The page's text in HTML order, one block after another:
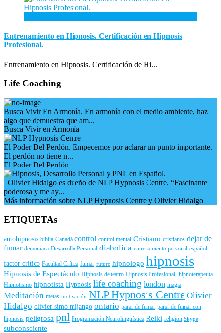
Entrenamiento en Hipnosis. Certificación en Hipnosis
Profesional.
Entrenamiento en Hipnosis. Certificación de Hi...
Life Coaching
Busca Vivir En Armonía. En armonía con el medio ambiente, haz
algo que demuestra que am...
Busca Vivir en Armonía
El Poder Del Perdón. Empecemos por aclarar un punto importante.
El perdón no tiene n...
El Poder Del Perdón
Olivier Hidalgo es dueño de NLP Hypnosis Centre. “Fascinante
poderosa y me ay...
Más información sobre NLP Hypnosis Centre y Olivier Hidalgo
ETIQUETAs
autohipnosis biblia Canadá control control mental Cristiano cristianos dejar de
fumar demoniaca Desarrollo Personal diabolica entrenamiento personal español
factor critico Facultad Crítica fumar futuro hipnologo hipnosis
Hipnosis de Espectáculo Hipnosis de teatro Hipnosis Profesional. hipnoterapeuta
Hipnotismo hipnotista Hypnosis life coaching london magia
Meditación metas motivación NLP Hypnosis Centre Olivier
Hidalgo olivier simó mijango ontario parar de fumar parar de fumar con
hipnosis peligrosa pnl Programación Neurolingüística Reiki religion Skype
subconsciente